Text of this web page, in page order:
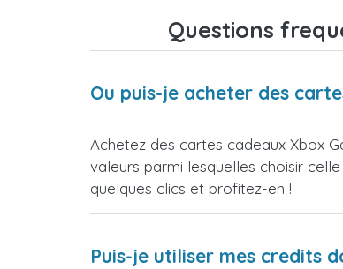
Questions
Ou puis-je acheter des
Achetez des cartes cadeaux Xbox
valeurs parmi lesquelles choisir
quelques clics et profitez-en !
Puis-je utiliser mes credits